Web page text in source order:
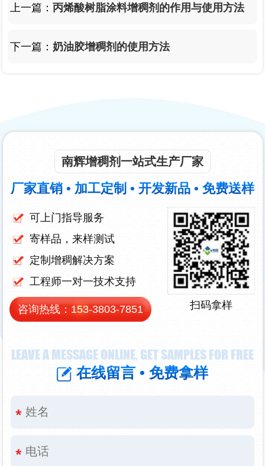
上一篇：丙烯酸树脂涂料增稠剂的作用与使用方法
下一篇：奶油胶增稠剂的使用方法
LEAVE A MESSAGE ONLINE, GET SAMPLES FOR FREE
在线留言 • 免费拿样
南辉增稠剂一站式生产厂家
厂家直销 • 加工定制 • 开发新品 • 免费送样
可上门指导服务
寄样品，来样测试
定制增稠解决方案
工程师一对一技术支持
咨询热线： 153-3803-7851 扫码拿样